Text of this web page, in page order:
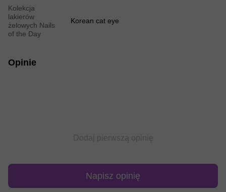
Kolekcja
lakierów
żelowych Nails
of the Day
Korean cat eye
Opinie
Napisz opinię